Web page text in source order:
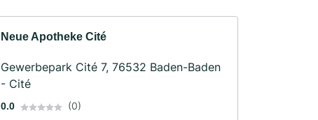
Neue Apotheke Cité
Gewerbepark Cité 7, 76532 Baden-Baden
- Cité
0.0 (0)